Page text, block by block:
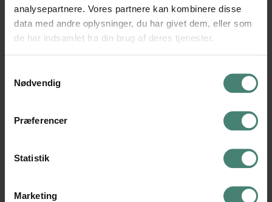
analysepartnere. Vores partnere kan kombinere disse
data med andre oplysninger, du har givet dem, eller som
de har indsamlet fra din brug af deres tjenester.
Nødvendig
Præferencer
Statistik
Marketing
SKOLELEDERE
Sofus Madsen-Mygdal, 1894-1924